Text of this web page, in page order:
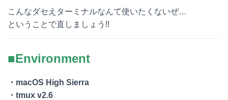
こんなダセえターミナルなんて使いたくないぜ…
ということで直しましょう!!
■Environment
・macOS High Sierra
・tmux v2.6